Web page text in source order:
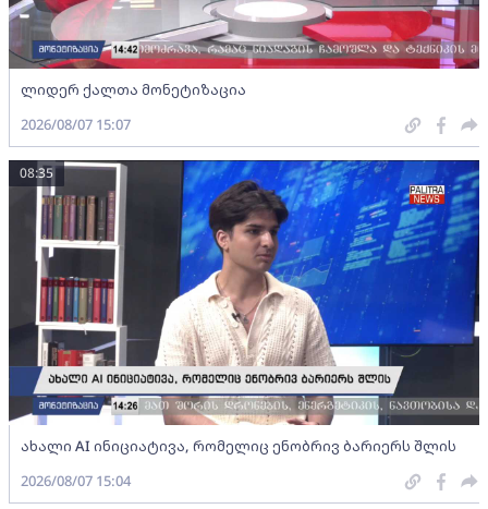
ლიდერ ქალთა მონეტიზაცია
2026/08/07 15:07
ახალი AI ინიციატივა, რომელიც ენობრივ ბარიერს შლის
08:35
2026/08/07 15:04